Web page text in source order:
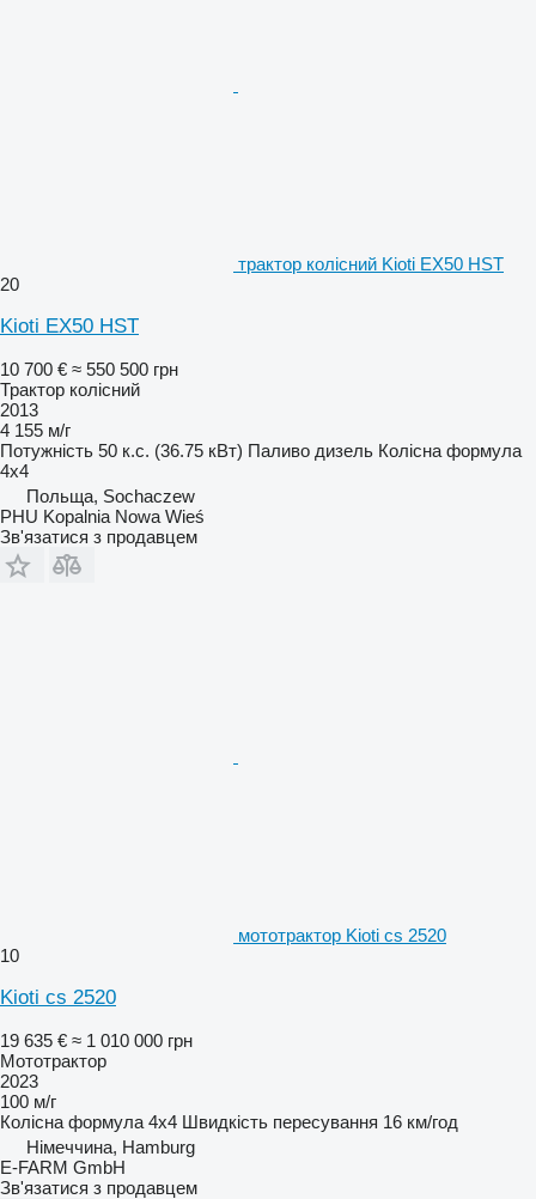
трактор колісний Kioti EX50 HST
20
Kioti EX50 HST
10 700 € ≈ 550 500 грн
Трактор колісний
2013
4 155 м/г
Потужність 50 к.с. (36.75 кВт) Паливо дизель Колісна формула
4x4
Польща, Sochaczew
PHU Kopalnia Nowa Wieś
Зв'язатися з продавцем
мототрактор Kioti cs 2520
10
Kioti cs 2520
19 635 € ≈ 1 010 000 грн
Мототрактор
2023
100 м/г
Колісна формула 4x4 Швидкість пересування 16 км/год
Німеччина, Hamburg
E-FARM GmbH
Зв'язатися з продавцем